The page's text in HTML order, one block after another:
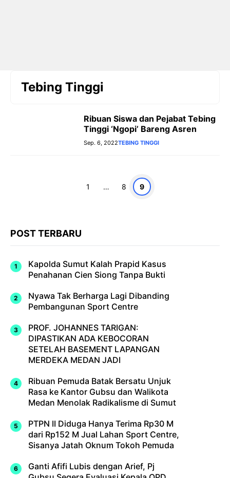
Tebing Tinggi
Ribuan Siswa dan Pejabat Tebing
Tinggi ‘Ngopi’ Bareng Asren
Sep. 6, 2022TEBING TINGGI
Halaman
1 … Halaman
8 Halaman
9
POST TERBARU
Kapolda Sumut Kalah Prapid Kasus
Penahanan Cien Siong Tanpa Bukti
Nyawa Tak Berharga Lagi Dibanding
Pembangunan Sport Centre
PROF. JOHANNES TARIGAN:
DIPASTIKAN ADA KEBOCORAN
SETELAH BASEMENT LAPANGAN
MERDEKA MEDAN JADI
Ribuan Pemuda Batak Bersatu Unjuk
Rasa ke Kantor Gubsu dan Walikota
Medan Menolak Radikalisme di Sumut
PTPN II Diduga Hanya Terima Rp30 M
dari Rp152 M Jual Lahan Sport Centre,
Sisanya Jatah Oknum Tokoh Pemuda
Ganti Afifi Lubis dengan Arief, Pj